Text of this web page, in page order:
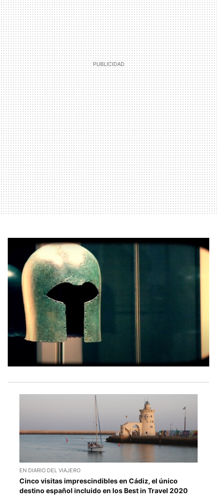
EN DIARIO DEL VIAJERO
Cinco visitas imprescindibles en Cádiz, el único
destino español incluido en los Best in Travel 2020